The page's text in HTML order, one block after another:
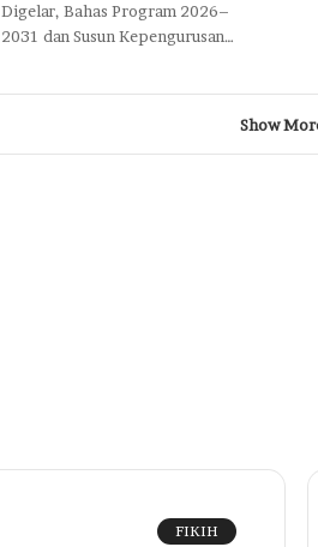
Digelar, Bahas Program 2026–
2031 dan Susun Kepengurusan…
Show
FIKIH